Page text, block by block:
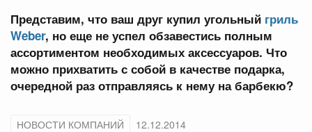
Представим, что ваш друг купил угольный гриль
Weber, но еще не успел обзавестись полным
ассортиментом необходимых аксессуаров. Что
можно прихватить с собой в качестве подарка,
очередной раз отправляясь к нему на барбекю?
НОВОСТИ КОМПАНИЙ 12.12.2014